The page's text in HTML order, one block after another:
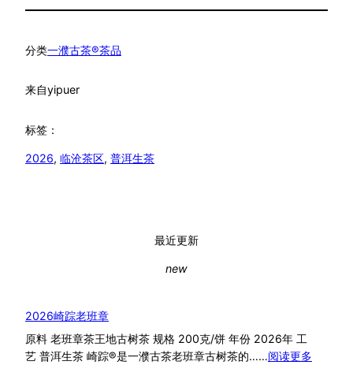
分类一濮古茶®茶品
来自yipuer
标签：
2026, 临沧茶区, 普洱生茶
最近更新
new
2026崎踪老班章
原料 老班章茶王地古树茶 规格 200克/饼 年份 2026年 工
艺 普洱生茶 崎踪®是一濮古茶老班章古树茶的……阅读更多